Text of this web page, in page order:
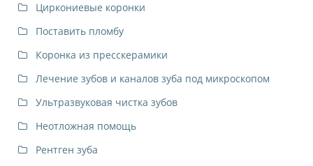
Циркониевые коронки
Поставить пломбу
Коронка из пресскерамики
Лечение зубов и каналов зуба под микроскопом
Ультразвуковая чистка зубов
Неотложная помощь
Рентген зуба